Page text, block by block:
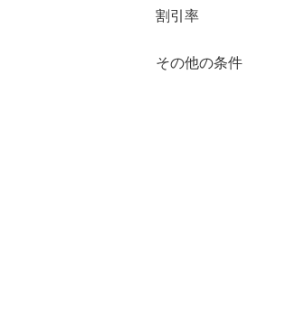
着物・浴衣・和装小物
スキンケア
クリア 絞り込み
割引率
％OFF～
その他の条件